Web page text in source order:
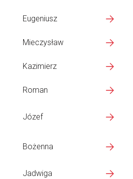
Eugeniusz
Mieczysław
Kazimierz
Roman
Józef
Bożenna
Jadwiga